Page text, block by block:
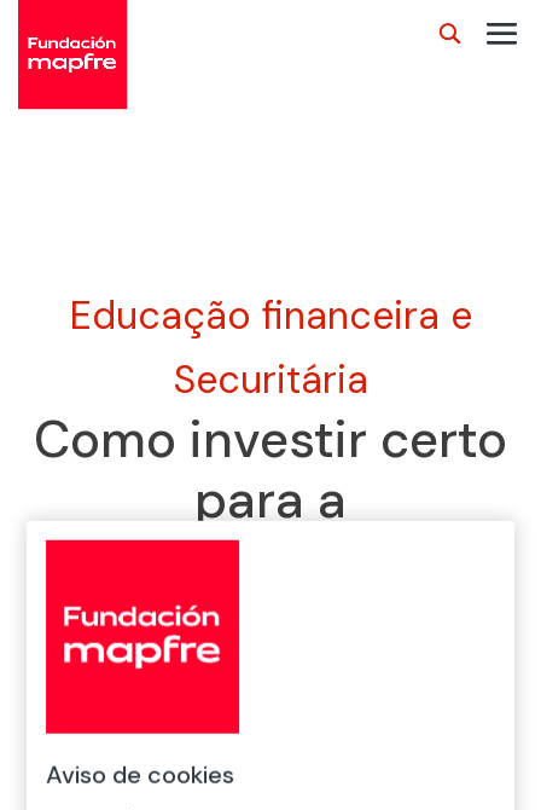
Educação financeira e
Securitária
Como investir certo
para a
aposentadoria
Aviso de cookies